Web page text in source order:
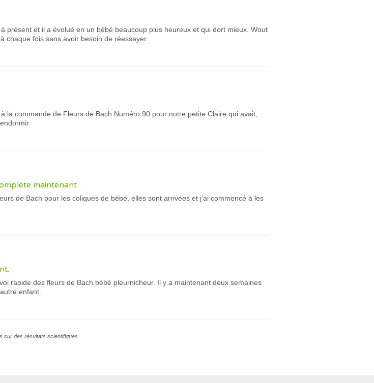
présent et il a évolué en un bébé beaucoup plus heureux et qui dort mieux. Wout
chaque fois sans avoir besoin de réessayer.
la commande de Fleurs de Bach Numéro 90 pour notre petite Claire qui avait,
maintenant
de Bach pour les coliques de bébé, elles sont arrivées et j’ai commencé à les
rapide des fleurs de Bach bébé pleurnicheur. Il y a maintenant deux semaines
enfant.
sur des résultats scientifiques.